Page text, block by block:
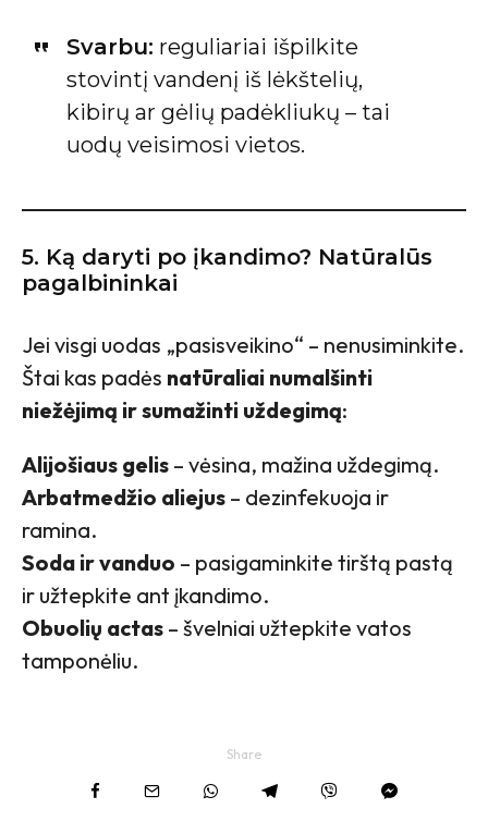
Svarbu: reguliariai išpilkite
stovintį vandenį iš lėkštelių,
kibirų ar gėlių padėkliukų – tai
uodų veisimosi vietos.
5. Ką daryti po įkandimo? Natūralūs
pagalbininkai
Jei visgi uodas „pasisveikino“ – nenusiminkite.
Štai kas padės natūraliai numalšinti
niežėjimą ir sumažinti uždegimą:
Alijošiaus gelis – vėsina, mažina uždegimą.
Arbatmedžio aliejus – dezinfekuoja ir
ramina.
Soda ir vanduo – pasigaminkite tirštą pastą
ir užtepkite ant įkandimo.
Obuolių actas – švelniai užtepkite vatos
tamponėliu.
Share